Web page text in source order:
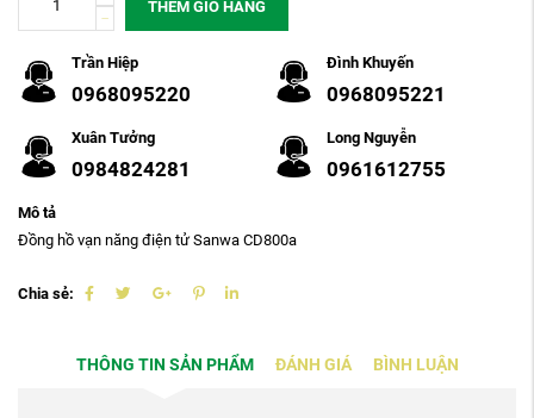
THÊM GIỎ HÀNG
Trần Hiệp
0968095220
Đình Khuyến
0968095221
Xuân Tưởng
0984824281
Long Nguyễn
0961612755
Mô tả
Đồng hồ vạn năng điện tử Sanwa CD800a
Chia sẻ:
THÔNG TIN SẢN PHẨM ĐÁNH GIÁ BÌNH LUẬN